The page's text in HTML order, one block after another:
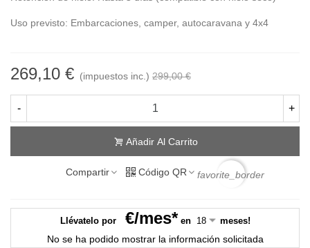
Uso previsto: Embarcaciones, camper, autocaravana y 4x4
269,10 € (impuestos inc.) 299,00 €
- +
Añadir Al Carrito
Compartir Código QR favorite_border
Llévatelo por €/mes*en meses!
No se ha podido mostrar la información solicitada